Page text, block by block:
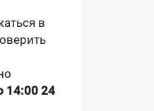
в
14:00 24